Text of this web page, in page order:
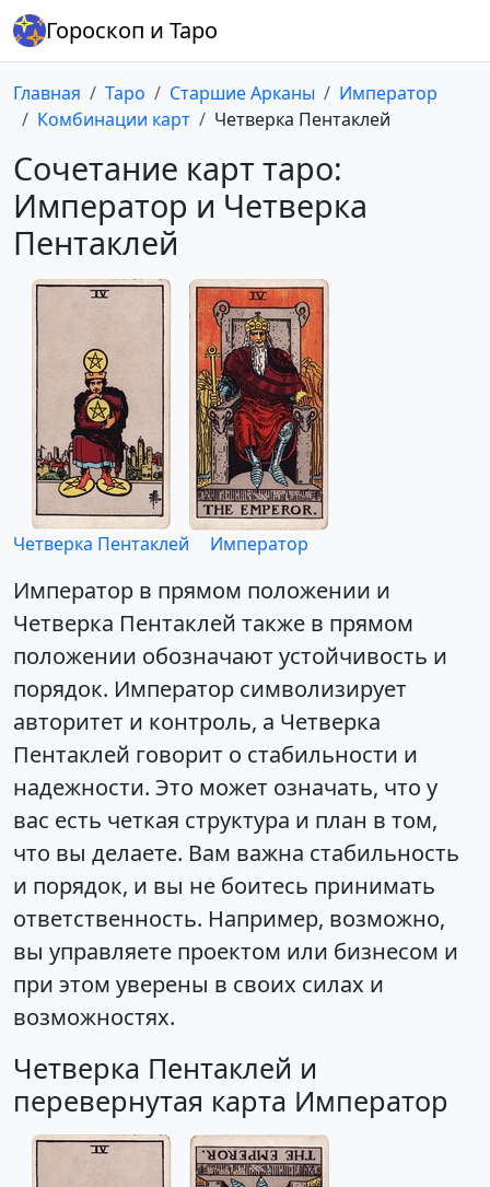
Гороскоп и Таро
Главная Таро Старшие Арканы
Император
Комбинации карт
Четверка Пентаклей
Сочетание карт таро:
Император и Четверка
Пентаклей
Четверка Пентаклей Император
Император в прямом положении и
Четверка Пентаклей также в прямом
положении обозначают устойчивость и
порядок. Император символизирует
авторитет и контроль, а Четверка
Пентаклей говорит о стабильности и
надежности. Это может означать, что у
вас есть четкая структура и план в том,
что вы делаете. Вам важна стабильность
и порядок, и вы не боитесь принимать
ответственность. Например, возможно,
вы управляете проектом или бизнесом и
при этом уверены в своих силах и
возможностях.
Четверка Пентаклей и
перевернутая карта Император